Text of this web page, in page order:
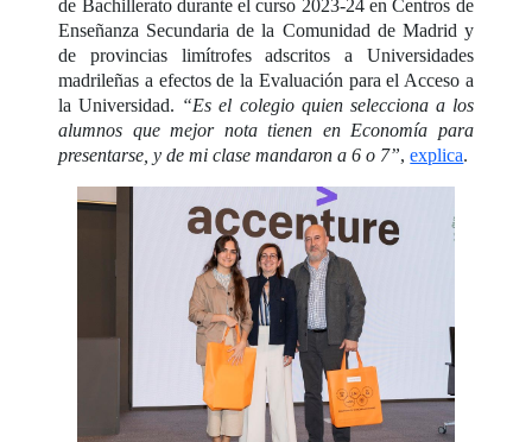
de Bachillerato durante el curso 2023-24 en Centros de
Enseñanza Secundaria de la Comunidad de Madrid y
de provincias limítrofes adscritos a Universidades
madrileñas a efectos de la Evaluación para el Acceso a
la Universidad. “Es el colegio quien selecciona a los
alumnos que mejor nota tienen en Economía para
presentarse, y de mi clase mandaron a 6 o 7”,explica.